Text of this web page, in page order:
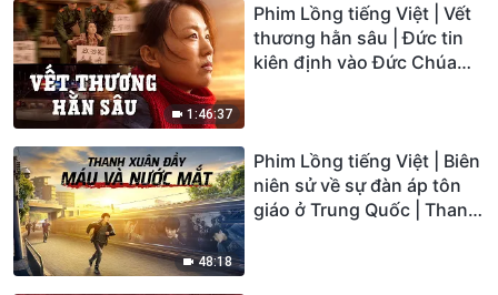
1:46:37
Phim Lồng tiếng Việt | Vết
thương hằn sâu | Đức tin
kiên định vào Đức Chúa
48:18
Phim Lồng tiếng Việt | Biên
niên sử về sự đàn áp tôn
giáo ở Trung Quốc | Thanh